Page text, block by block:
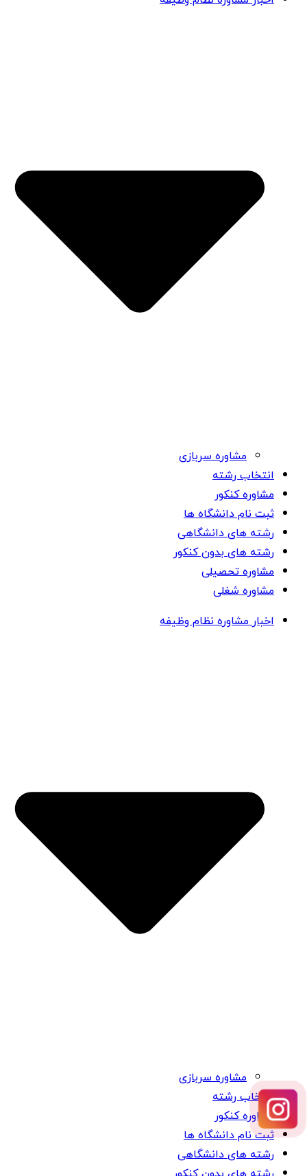
مشاوره سربازی
انتخاب رشته
مشاوره کنکور
ثبت نام دانشگاه ها
رشته های دانشگاهی
رشته های بدون کنکور
مشاوره تحصیلی
مشاوره شغلی
اخبار مشاوره نظام وظیفه
مشاوره سربازی
انتخاب رشته
مشاوره کنکور
ثبت نام دانشگاه ها
رشته های دانشگاهی